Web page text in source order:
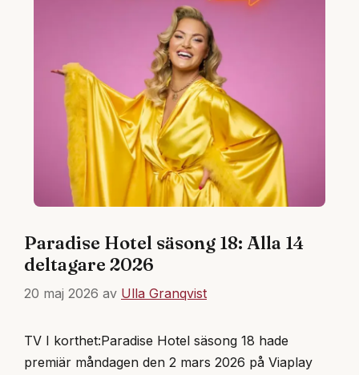
Paradise Hotel säsong 18: Alla 14
deltagare 2026
20 maj 2026 av Ulla Granqvist
TV I korthet:Paradise Hotel säsong 18 hade
premiär måndagen den 2 mars 2026 på Viaplay